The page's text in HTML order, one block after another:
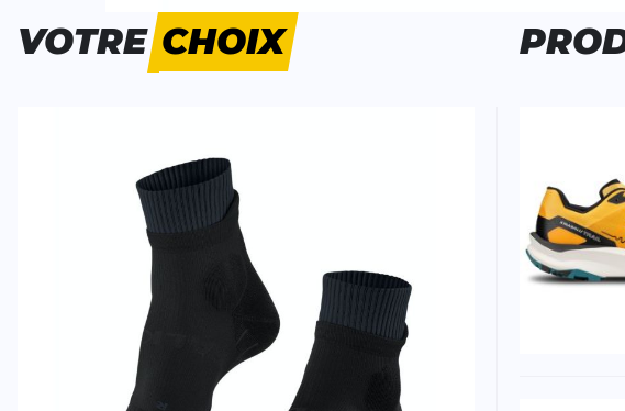
Personne n'a évalué ce produit.
ÉCRIS UN AVIS
Titre de votre avis
Titre de votre avis
Votre avis detaillé
Votre avis detaillé
VOTRECHOIX